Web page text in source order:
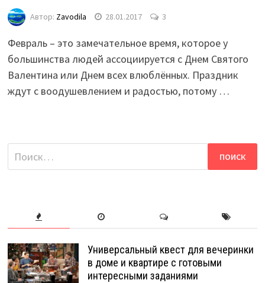
Автор: Zavodila 28.01.2017 3
Февраль – это замечательное время, которое у
большинства людей ассоциируется с Днем Святого
Валентина или Днем всех влюблённых. Праздник
ждут с воодушевлением и радостью, потому …
Найти:
Универсальный квест для вечеринки
в доме и квартире с готовыми
интересными заданиями